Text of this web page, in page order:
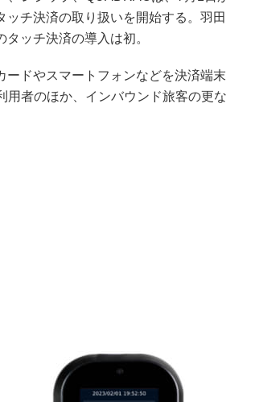
チ決済の取り扱いを開始する。羽田
ッチ決済の導入は初。
ドやスマートフォンなどを決済端末
用者のほか、インバウンド旅客の更な